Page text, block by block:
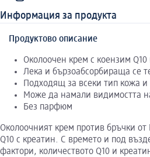
Информация за продукта
Продуктово описание
Околоочен крем с коензим Q10
Лека и бързоабсорбираща се
Подходящ за всеки тип кожа
Може да намали видимостта
Без парфюм
Околоочният крем против бръчки от
Q10 с креатин. С времето и под
фактори, количеството Q10 и